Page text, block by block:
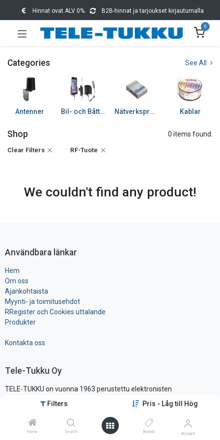
Filters Pris - Låg till Hög
Home Search Brands Account
Hinnat ovat ALV 0%. B2B-hinnat ja tarjoukset kirjautumalla
0
Categories See All
Antenner Bil- och Båttillbehör Nätverksprodukter Kablar
Shop 0 items found.
Clear Filters RF-Tuote
We couldn't find any product!
Användbara länkar
Hem
Om oss
Ajankohtaista
Myynti- ja toimitusehdot
RRegister och Cookies uttalande
Produkter
Kontakta oss
Tele-Tukku Oy
TELE-TUKKU on vuonna 1963 perustettu elektronisten
komponenttien ja tarvikkeiden maahantuonti- ja tukkuliike, ollen yksi
alansa vanhimmista ja tunnetuimmista yrityksistä Suomessa.
Sijaitsemme pääkaupunkiseudun läheisyydessä hyvien
liikenneyhteysien varrella, vain noin vartin päässä lentokentältä.